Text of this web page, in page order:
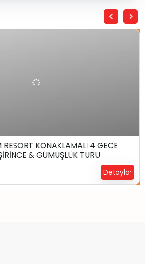
RESORT KONAKLAMALI 4 GECE
& GÜMÜŞLÜK TURU
Detaylar